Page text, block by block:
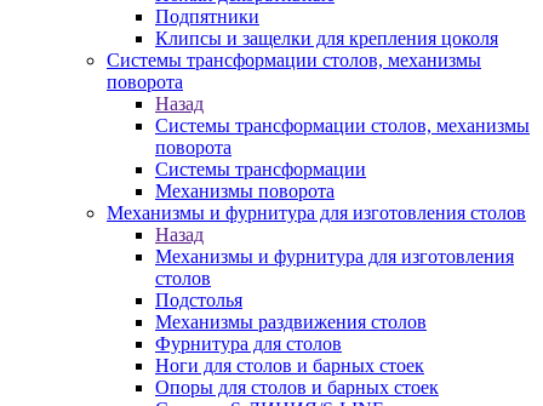
Подпятники
Клипсы и защелки для крепления цоколя
Системы трансформации столов, механизмы
поворота
Назад
Системы трансформации столов, механизмы
поворота
Системы трансформации
Механизмы поворота
Механизмы и фурнитура для изготовления столов
Назад
Механизмы и фурнитура для изготовления
столов
Подстолья
Механизмы раздвижения столов
Фурнитура для столов
Ноги для столов и барных стоек
Опоры для столов и барных стоек